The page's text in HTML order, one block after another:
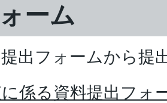
ーム
出フォームから提
係る資料提出フォ